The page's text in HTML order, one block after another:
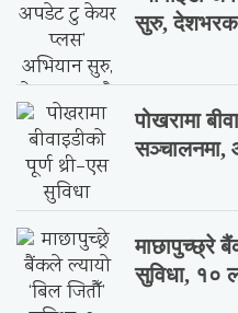
सुरु,
पोखरामा
सञ्चालनमा,
माछापुच्छ्रे
सुविधा, १०